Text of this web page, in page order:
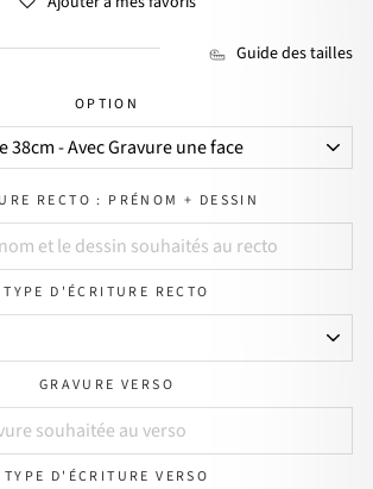
Guide des tailles
OPTION
RECTO : PRÉNOM + DESSIN
TYPE D'ÉCRITURE RECTO
GRAVURE VERSO
TYPE D'ÉCRITURE VERSO